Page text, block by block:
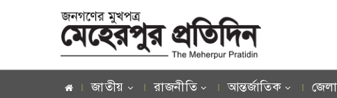
জাতীয় রাজনীতি আন্তর্জাতিক